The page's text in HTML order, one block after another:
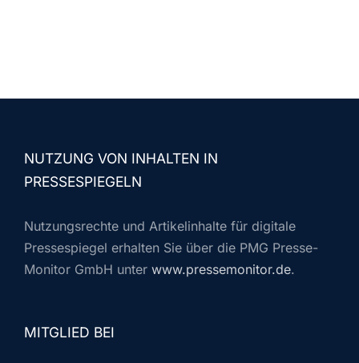
NUTZUNG VON INHALTEN IN
PRESSESPIEGELN
Nutzungsrechte und Artikelinhalte für digitale
Pressespiegel erhalten Sie über die PMG Presse-
Monitor GmbH unter www.pressemonitor.de.
MITGLIED BEI